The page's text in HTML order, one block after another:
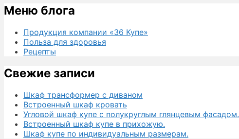
Меню блога
Продукция компании «36 Купе»
Польза для здоровья
Рецепты
Свежие записи
Шкаф трансформер с диваном
Встроенный шкаф кровать
Угловой шкаф купе с полукруглым глянцевым фасадом.
Встроенный шкаф купе в прихожую.
Шкаф купе по индивидуальным размерам.